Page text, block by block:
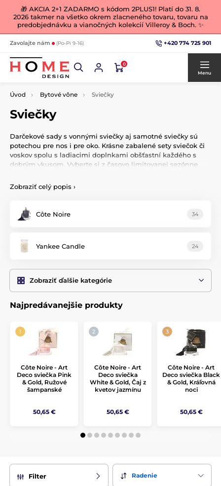
🎁 AKCIA 2+1 ZADARMO s kódom 2PLUS1! Platí do 31. 8.
2026 takmer na všetko okrem zlacneného tovaru, tovaru na
predobjednávku a vianočných kolekcií Villeroy & Boch. ✨
Zavolajte nám (Po-Pi 9-16) +420 774 725 901
0
Menu
Úvod Bytové vône Sviečky
Sviečky
Darčekové sady s vonnými sviečky aj samotné sviečky sú
potechou pre nos i pre oko. Krásne zabalené sety sviečok či
voskov spolu s ladiacimi doplnkami obšťastní každého s
dobrým vkusom. Vyberte si z časovo limitovanej sezónne
Berger a urobte radosť svojim blízkym alebo sami sebe.
Zobraziť celý popis ›
Côte Noire 34
Yankee Candle 24
Zobraziť ďalšie kategórie
Najpredávanejšie produkty
Côte Noire - Art
Deco sviečka Pink
& Gold, Ružové
šampanské
50,65 €
Côte Noire - Art
Deco sviečka
White & Gold, Čaj z
kvetov jazmínu
50,65 €
Côte Noire - Art
Deco sviečka Black
& Gold, Kráľovná
noci
50,65 €
Filter Radenie